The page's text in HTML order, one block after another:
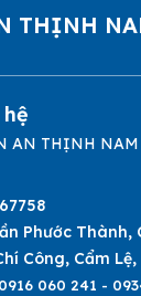
THỊNH
AN THỊNH NAM
Phước Thành,
Công, Cẩm
0916 060 241 -